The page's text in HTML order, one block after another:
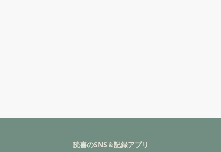
読書のSNS＆記録アプリ